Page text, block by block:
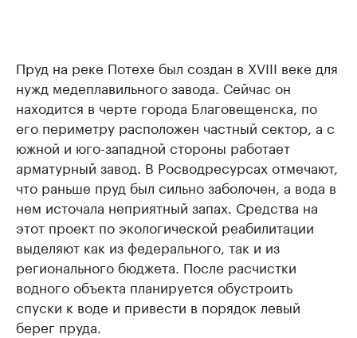
Пруд на реке Потехе был создан в XVIII веке для
нужд медеплавильного завода. Сейчас он
находится в черте города Благовещенска, по
его периметру расположен частный сектор, а с
южной и юго-западной стороны работает
арматурный завод. В Росводресурсах отмечают,
что раньше пруд был сильно заболочен, а вода в
нем источала неприятный запах. Средства на
этот проект по экологической реабилитации
выделяют как из федерального, так и из
регионального бюджета. После расчистки
водного объекта планируется обустроить
спуски к воде и привести в порядок левый
берег пруда.